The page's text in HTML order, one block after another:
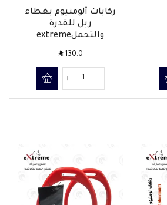
السروج وملحقاتها
ركابات ألومنيوم بغطاء
ربل للقدرة
والتحملextreme
SAR130.0